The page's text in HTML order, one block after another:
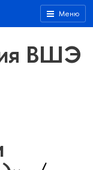
Меню
ВШЭ